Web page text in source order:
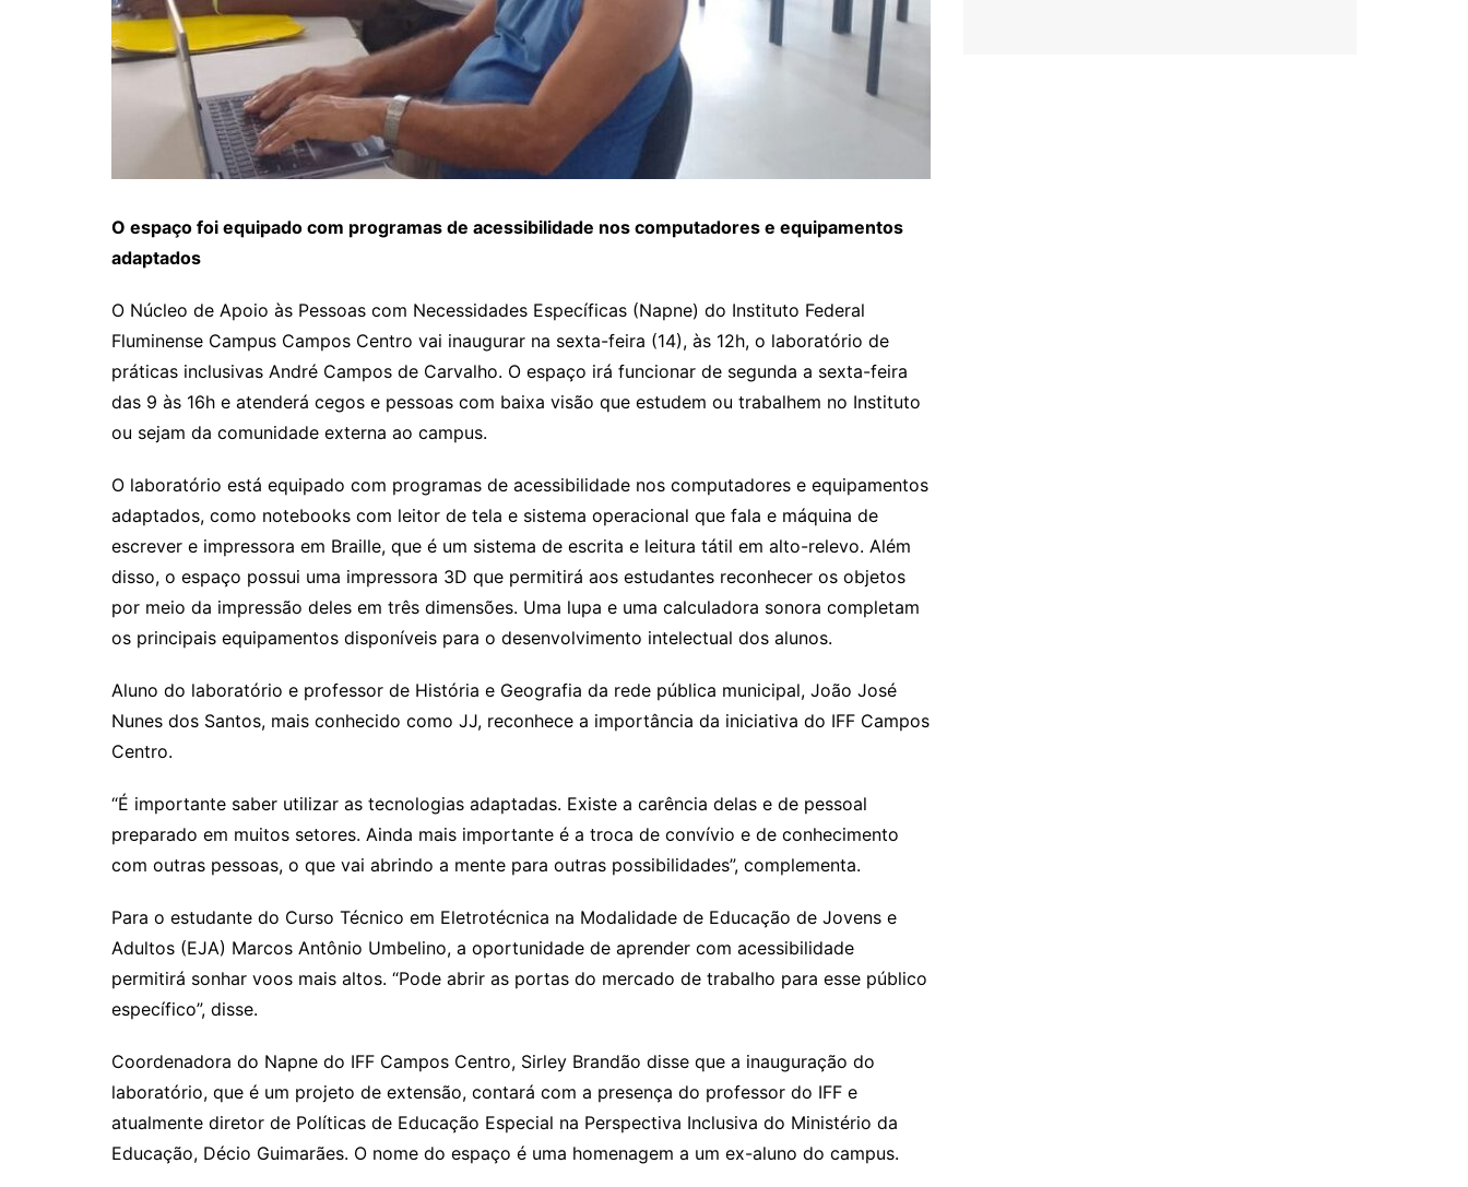
O espaço foi equipado com programas de acessibilidade nos computadores e equipamentos
adaptados
O Núcleo de Apoio às Pessoas com Necessidades Específicas (Napne) do Instituto Federal
Fluminense Campus Campos Centro vai inaugurar na sexta-feira (14), às 12h, o laboratório de
práticas inclusivas André Campos de Carvalho. O espaço irá funcionar de segunda a sexta-feira
das 9 às 16h e atenderá cegos e pessoas com baixa visão que estudem ou trabalhem no Instituto
ou sejam da comunidade externa ao campus.
O laboratório está equipado com programas de acessibilidade nos computadores e equipamentos
adaptados, como notebooks com leitor de tela e sistema operacional que fala e máquina de
escrever e impressora em Braille, que é um sistema de escrita e leitura tátil em alto-relevo. Além
disso, o espaço possui uma impressora 3D que permitirá aos estudantes reconhecer os objetos
por meio da impressão deles em três dimensões. Uma lupa e uma calculadora sonora completam
os principais equipamentos disponíveis para o desenvolvimento intelectual dos alunos.
Aluno do laboratório e professor de História e Geografia da rede pública municipal, João José
Nunes dos Santos, mais conhecido como JJ, reconhece a importância da iniciativa do IFF Campos
Centro.
“É importante saber utilizar as tecnologias adaptadas. Existe a carência delas e de pessoal
preparado em muitos setores. Ainda mais importante é a troca de convívio e de conhecimento
com outras pessoas, o que vai abrindo a mente para outras possibilidades”, complementa.
Para o estudante do Curso Técnico em Eletrotécnica na Modalidade de Educação de Jovens e
Adultos (EJA) Marcos Antônio Umbelino, a oportunidade de aprender com acessibilidade
permitirá sonhar voos mais altos. “Pode abrir as portas do mercado de trabalho para esse público
específico”, disse.
Coordenadora do Napne do IFF Campos Centro, Sirley Brandão disse que a inauguração do
laboratório, que é um projeto de extensão, contará com a presença do professor do IFF e
atualmente diretor de Políticas de Educação Especial na Perspectiva Inclusiva do Ministério da
Educação, Décio Guimarães. O nome do espaço é uma homenagem a um ex-aluno do campus.